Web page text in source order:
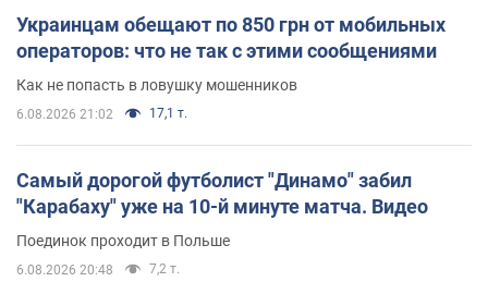
Украинцам обещают по 850 грн от мобильных
операторов: что не так с этими сообщениями
Как не попасть в ловушку мошенников
6.08.2026 21:02 17,1 т.
Самый дорогой футболист "Динамо" забил
"Карабаху" уже на 10-й минуте матча. Видео
Поединок проходит в Польше
6.08.2026 20:48 7,2 т.